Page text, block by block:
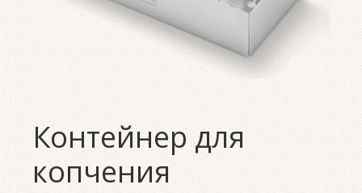
Контейнер для
копчения